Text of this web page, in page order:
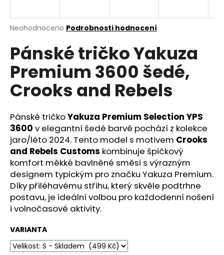
Průměrné
produktu
je
0,0
5
hvězdiček.
Neohodnoceno Podrobnosti hodnocení
Pánské tričko Yakuza
Premium 3600 šedé,
Crooks and Rebels
Pánské tričkoYakuza Premium Selection YPS
3600 v elegantní šedé barvě pochází z kolekce
jaro/léto 2024. Tento model s motivem Crooks
and Rebels Customs kombinuje špičkový
komfort měkké bavlněné směsi s výrazným
designem typickým pro značku Yakuza Premium.
Díky přiléhavému střihu, který skvěle podtrhne
postavu, je ideální volbou pro každodenní nošení
i volnočasové aktivity.
VARIANTA
j
t
?
HLEDAT
D
o
p
o
r
u
č
u
j